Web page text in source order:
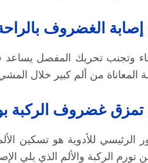
إصابة الغضروف
وتجنب تحريك المفصل
المعاناة من ألم كبير خلال
تمزق غضروف الركبة
الرئيسي للأدوية هو تسكين
تورم الركبة والألم الذي يلي